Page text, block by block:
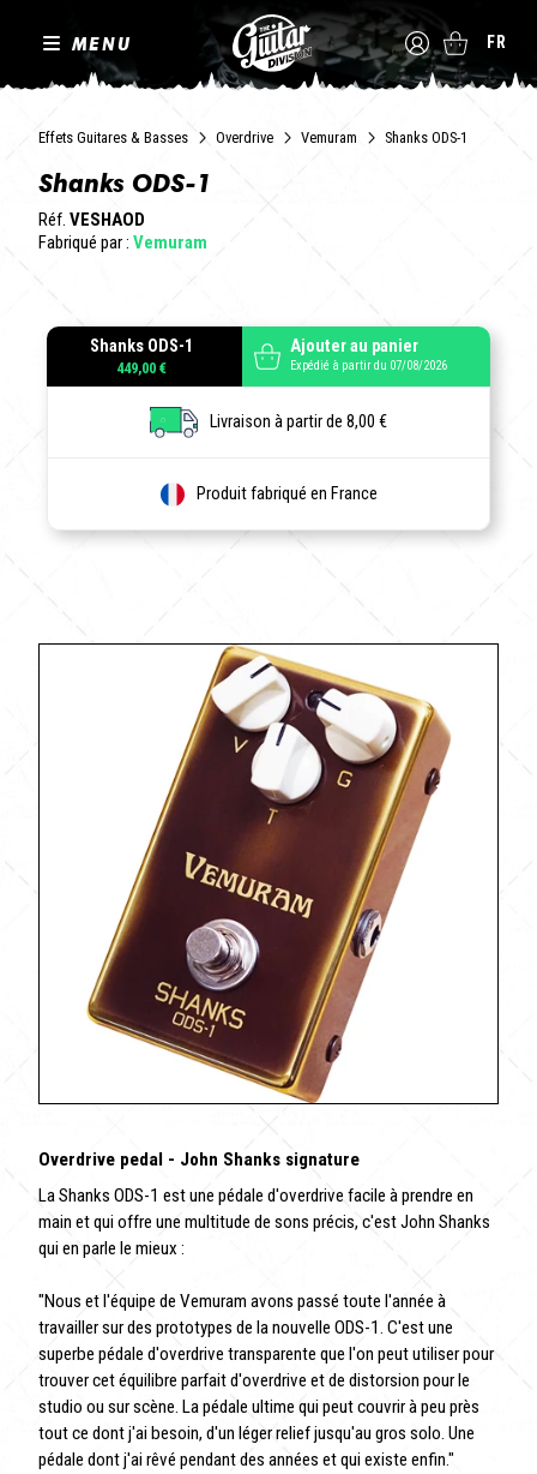
MENU FR
Effets Guitares & Basses Overdrive Vemuram Shanks ODS-1
Shanks ODS-1
Réf. VESHAOD
Fabriqué par : Vemuram
Shanks ODS-1
449,00 €
Ajouter au panier
Expédié à partir du 07/08/2026
Livraison à partir de 8,00 €
Produit fabriqué en France
Overdrive pedal - John Shanks signature
La Shanks ODS-1 est une pédale d'overdrive facile à prendre en
main et qui offre une multitude de sons précis, c'est John Shanks
qui en parle le mieux :
"Nous et l'équipe de Vemuram avons passé toute l'année à
travailler sur des prototypes de la nouvelle ODS-1. C'est une
superbe pédale d'overdrive transparente que l'on peut utiliser pour
trouver cet équilibre parfait d'overdrive et de distorsion pour le
studio ou sur scène. La pédale ultime qui peut couvrir à peu près
tout ce dont j'ai besoin, d'un léger relief jusqu'au gros solo. Une
pédale dont j'ai rêvé pendant des années et qui existe enfin."